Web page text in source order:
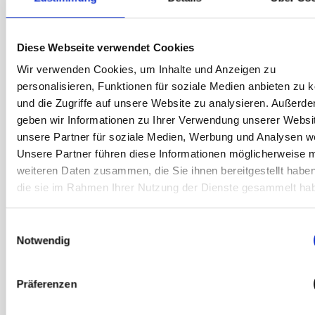
Diese Webseite verwendet Cookies
Wir verwenden Cookies, um Inhalte und Anzeigen zu
personalisieren, Funktionen für soziale Medien anbieten zu
und die Zugriffe auf unsere Website zu analysieren.
geben wir Informationen zu Ihrer Verwendung unserer
unsere Partner für soziale Medien, Werbung und Analysen
Unsere Partner führen diese Informationen möglicherweise
weiteren Daten zusammen, die Sie ihnen bereitgestellt
die sie im Rahmen Ihrer Nutzung der Dienste gesammelt
Notwendig
Präferenzen
Premium Service Pauschale*
Termins nicht repariert werden kann*
*Gilt nur für Garantieschäden. Siehe
Garantiebedingungen
Reparatur in unter einer Stunde – ohne
Stress
Dein Gerät ist im Handumdrehen wieder
Deine Garantie bleibt – sorgenfrei und
Jede Reparatur entspricht den höchsten